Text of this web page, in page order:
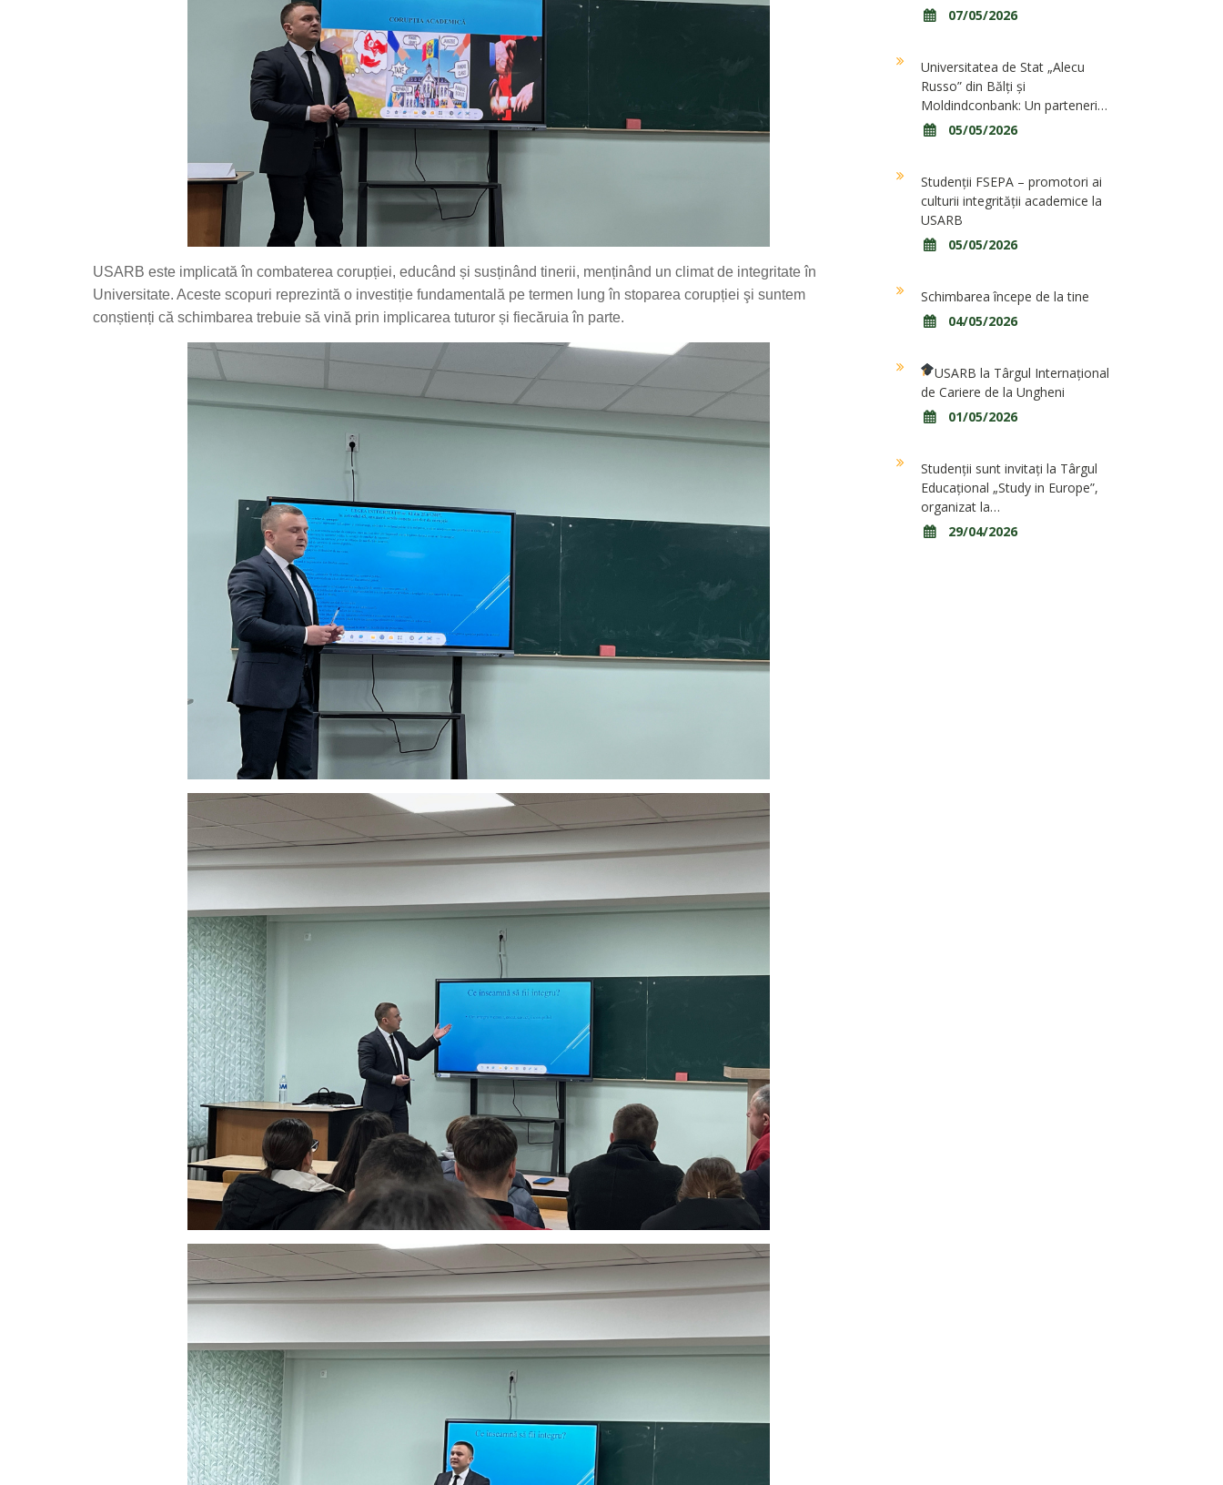
USARB este implicată în combaterea corupției, educând și susținând tinerii, menținând un climat de integritate în
Universitate. Aceste scopuri reprezintă o investiție fundamentală pe termen lung în stoparea corupției şi suntem
conștienți că schimbarea trebuie să vină prin implicarea tuturor și fiecăruia în parte.
07/05/2026
Universitatea de Stat „Alecu
Russo” din Bălți și
Moldindconbank: Un parteneri…
05/05/2026
Studenții FSEPA – promotori ai
culturii integrității academice la
USARB
05/05/2026
Schimbarea începe de la tine
04/05/2026
USARB la Târgul Internațional
de Cariere de la Ungheni
01/05/2026
Studenții sunt invitați la Târgul
Educațional „Study in Europe”,
organizat la…
29/04/2026